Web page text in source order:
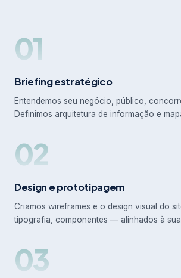
01
Briefing estratégico
Entendemos seu negócio, público,
Definimos arquitetura de informação e
02
Design e prototipagem
Criamos wireframes e o design visual do
tipografia, componentes — alinhados à
03